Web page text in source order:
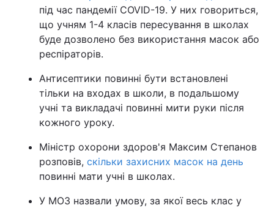
під час пандемії COVID-19. У них говориться,
що учням 1-4 класів пересування в школах
буде дозволено без використання масок або
респіраторів.
Антисептики повинні бути встановлені
тільки на входах в школи, в подальшому
учні та викладачі повинні мити руки після
кожного уроку.
Міністр охорони здоров'я Максим Степанов
розповів, скільки захисних масок на день
повинні мати учні в школах.
У МОЗ назвали умову, за якої весь клас у